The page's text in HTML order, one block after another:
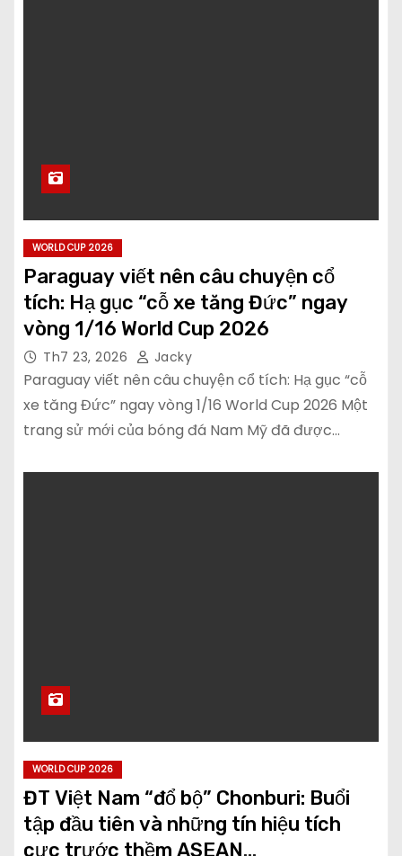
WORLD CUP 2026
Paraguay viết nên câu chuyện cổ
tích: Hạ gục “cỗ xe tăng Đức” ngay
vòng 1/16 World Cup 2026
Th7 23, 2026 Jacky
Paraguay viết nên câu chuyện cổ tích: Hạ gục “cỗ
xe tăng Đức” ngay vòng 1/16 World Cup 2026 Một
trang sử mới của bóng đá Nam Mỹ đã được…
WORLD CUP 2026
ĐT Việt Nam “đổ bộ” Chonburi: Buổi
tập đầu tiên và những tín hiệu tích
cực trước thềm ASEAN